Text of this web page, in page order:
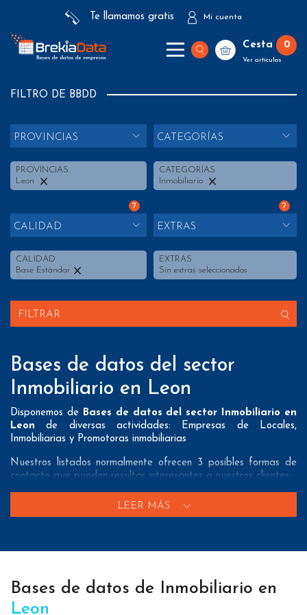
Te llamamos gratis Mi cuenta
Cesta 0
Ver artículos
FILTRO DE BBDD
PROVINCIAS
PROVINCIAS
Leon
CATEGORÍAS
CATEGORÍAS
Inmobiliario
?
CALIDAD
CALIDAD
Base Estándar
?
EXTRAS
EXTRAS
Sin extras seleccionados
FILTRAR
Bases de datos del sector
Inmobiliario en Leon
Disponemos de Bases de datos del sector Inmobiliario en
Leon de diversas actividades: Empresas de Locales,
Inmobiliarias y Promotoras inmobiliarias
Nuestros listados normalmente ofrecen 3 posibles formas de
contacto que pueden resultar interesantes a nuestros clientes:
direcciones postales nuestros/as Bases de datos
máxima eficacia.
Inmobiliario en Leon aportan tanto teléfonos fijos como
teléfonos móviles con el fin de que nuestros clientes puedan
LEER MÁS
Bases de datos de Inmobiliario en
Leon